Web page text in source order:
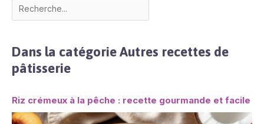
Dans la catégorie Autres recettes de
pâtisserie
Riz crémeux à la pêche : recette gourmande et facile